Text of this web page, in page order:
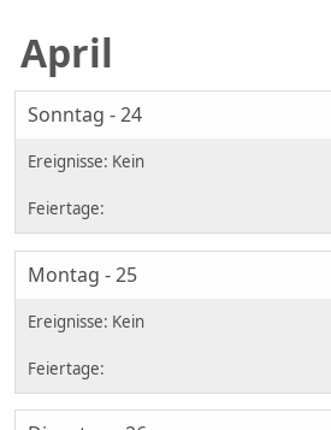
April
Sonntag - 24
Montag - 25